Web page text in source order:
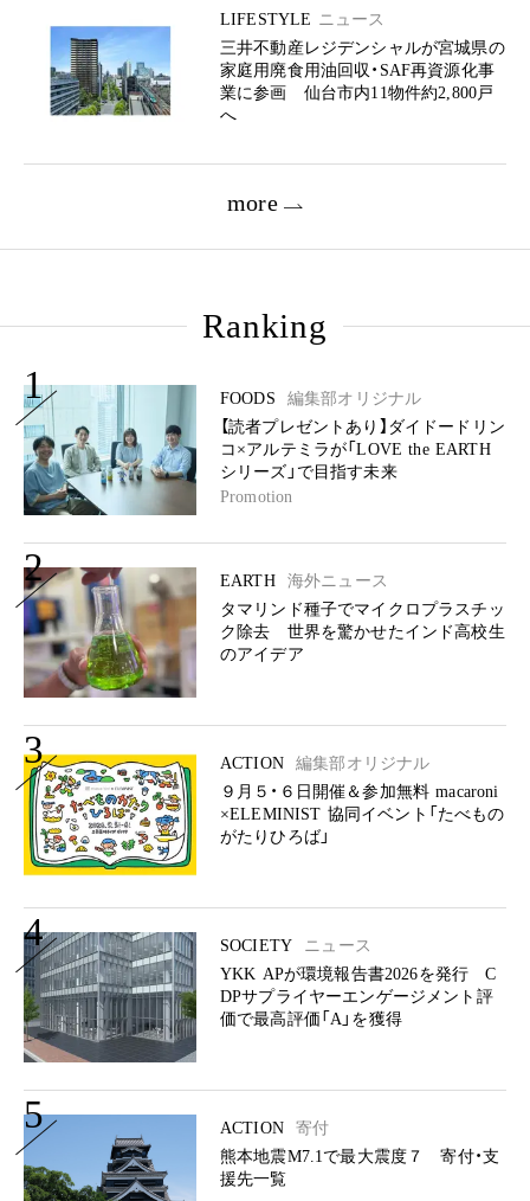
LIFESTYLE ニュース
三井不動産レジデンシャルが宮城県の
家庭用廃食用油回収・SAF再資源化事
業に参画 仙台市内11物件約2,800戸
へ
more
Ranking
1 FOODS
編集部オリジナル
【読者プレゼントあり】ダイドードリン
コ×アルテミラが「LOVE the EARTH
シリーズ」で目指す未来
Promotion
2 EARTH
海外ニュース
タマリンド種子でマイクロプラスチッ
ク除去 世界を驚かせたインド高校生
のアイデア
3 ACTION
編集部オリジナル
９月５・６日開催＆参加無料 macaroni
×ELEMINIST 協同イベント「たべもの
がたりひろば」
4 SOCIETY
ニュース
YKK APが環境報告書2026を発行 C
DPサプライヤーエンゲージメント評
価で最高評価「A」を獲得
5 ACTION
寄付
熊本地震M7.1で最大震度７ 寄付・支
援先一覧